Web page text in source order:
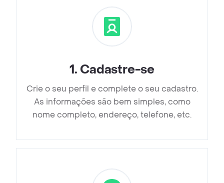
1. Cadastre-se
Crie o seu perfil e complete o seu cadastro.
As informações são bem simples, como
nome completo, endereço, telefone, etc.